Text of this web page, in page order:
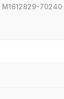
M1612829-70240